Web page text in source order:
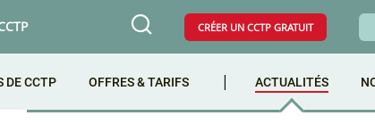
CRÉER UN CCTP GRATUIT
DE CCTP OFFRES & TARIFS ACTUALITÉS